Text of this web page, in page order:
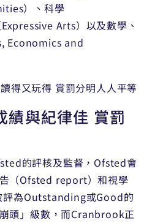
）、科學
Arts）以及數學、
Economics and
績與紀律佳 賞罰
的評核及監督，Ofsted會
（Ofsted report）和視學
為Outstanding或Good的
頭」級數，而Cranbrook正